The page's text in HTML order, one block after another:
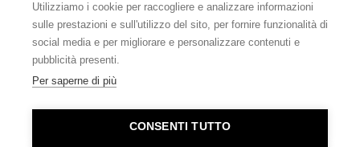
Utilizziamo i cookie per raccogliere e analizzare informazioni
sulle prestazioni e sull'utilizzo del sito, per fornire funzionalità di
social media e per migliorare e personalizzare contenuti e
pubblicità presenti.
Per saperne di più
CONSENTI TUTTO
Assistenza
info@orologeriamajer.it